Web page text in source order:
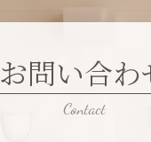
お問い合わ